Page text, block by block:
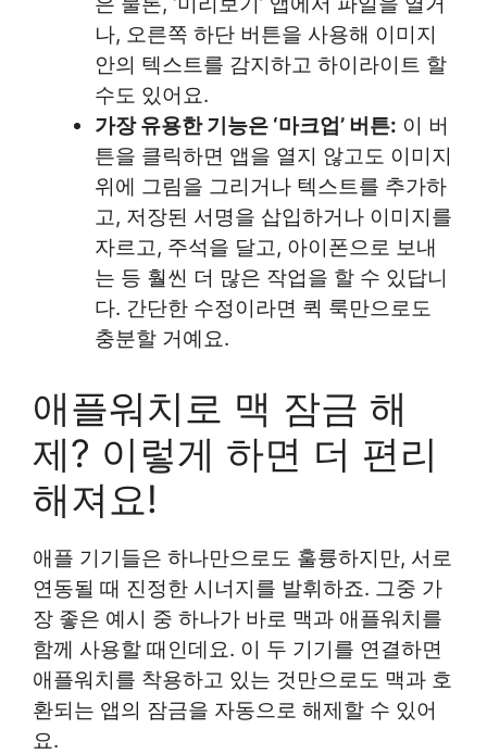
나, 오른쪽 하단 버튼을 사용해 이미지
안의 텍스트를 감지하고 하이라이트 할
수도 있어요.
가장 유용한 기능은 ‘마크업’ 버튼: 이 버
튼을 클릭하면 앱을 열지 않고도 이미지
위에 그림을 그리거나 텍스트를 추가하
고, 저장된 서명을 삽입하거나 이미지를
자르고, 주석을 달고, 아이폰으로 보내
는 등 훨씬 더 많은 작업을 할 수 있답니
다. 간단한 수정이라면 퀵 룩만으로도
충분할 거예요.
애플워치로 맥 잠금 해
제? 이렇게 하면 더 편리
해져요!
애플 기기들은 하나만으로도 훌륭하지만, 서로
연동될 때 진정한 시너지를 발휘하죠. 그중 가
장 좋은 예시 중 하나가 바로 맥과 애플워치를
함께 사용할 때인데요. 이 두 기기를 연결하면
애플워치를 착용하고 있는 것만으로도 맥과 호
환되는 앱의 잠금을 자동으로 해제할 수 있어
요.